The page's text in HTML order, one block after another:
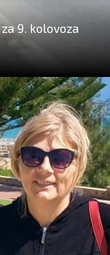
9. kolovoza